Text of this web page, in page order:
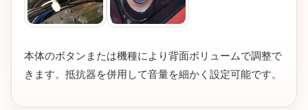
本体のボタンまたは機種により背面ボリュームで調整で
きます。抵抗器を併用して音量を細かく設定可能です。